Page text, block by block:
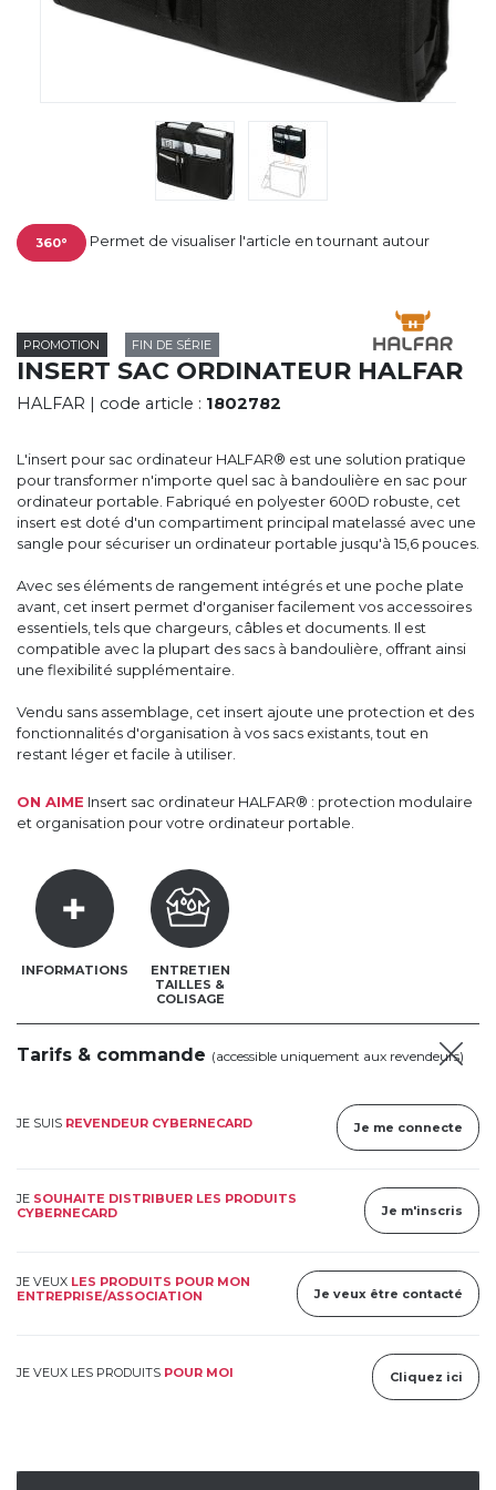
MARQUES & CERTIFICATS
TECHNIQUES MARQUAGE
CONTACT
360° Permet de visualiser l'article en tournant autour
PROMOTION FIN DE SÉRIE
INSERT SAC ORDINATEUR HALFAR
HALFAR | code article : 1802782
L'insert pour sac ordinateur HALFAR® est une solution pratique
pour transformer n'importe quel sac à bandoulière en sac pour
ordinateur portable. Fabriqué en polyester 600D robuste, cet
insert est doté d'un compartiment principal matelassé avec une
sangle pour sécuriser un ordinateur portable jusqu'à 15,6 pouces.
Avec ses éléments de rangement intégrés et une poche plate
avant, cet insert permet d'organiser facilement vos accessoires
essentiels, tels que chargeurs, câbles et documents. Il est
compatible avec la plupart des sacs à bandoulière, offrant ainsi
une flexibilité supplémentaire.
Vendu sans assemblage, cet insert ajoute une protection et des
fonctionnalités d'organisation à vos sacs existants, tout en
restant léger et facile à utiliser.
ON AIME Insert sac ordinateur HALFAR® : protection modulaire
et organisation pour votre ordinateur portable.
INFORMATIONS
ENTRETIEN
TAILLES &
COLISAGE
Tarifs & commande (accessible uniquement aux revendeurs)
JE SUIS REVENDEUR CYBERNECARD Je me connecte
JE SOUHAITE DISTRIBUER LES PRODUITS
CYBERNECARD
Je m'inscris
JE VEUX LES PRODUITS POUR MON
ENTREPRISE/ASSOCIATION
Je veux être contacté
JE VEUX LES PRODUITS POUR MOI Cliquez ici